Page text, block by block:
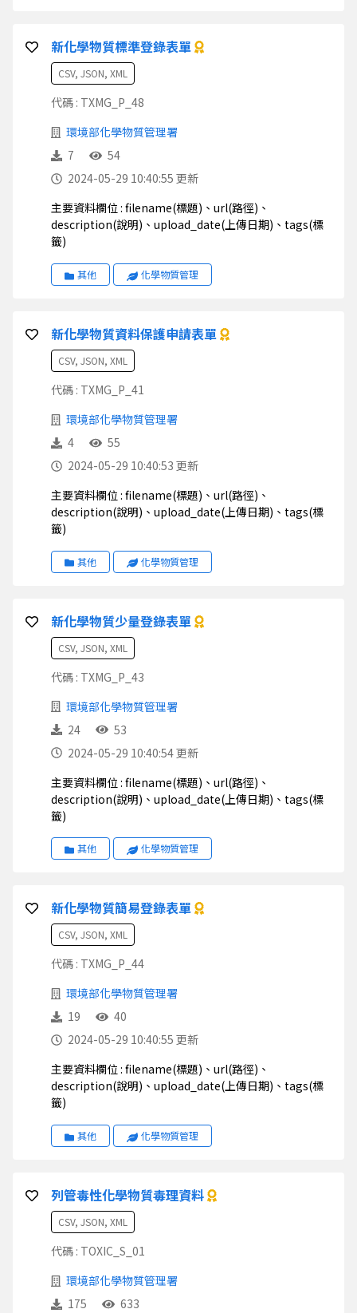
新化學物質標準登錄表單
CSV, JSON, XML
代碼 : TXMG_P_48
環境部化學物質管理署
7
54
2024-05-29 10:40:55 更新
主要資料欄位 : filename(標題)、url(路徑)、
description(說明)、upload_date(上傳日期)、tags(標
籤)
其他 化學物質管理
新化學物質資料保護申請表單
CSV, JSON, XML
代碼 : TXMG_P_41
環境部化學物質管理署
4
55
2024-05-29 10:40:53 更新
主要資料欄位 : filename(標題)、url(路徑)、
description(說明)、upload_date(上傳日期)、tags(標
籤)
其他 化學物質管理
新化學物質少量登錄表單
CSV, JSON, XML
代碼 : TXMG_P_43
環境部化學物質管理署
24
53
2024-05-29 10:40:54 更新
主要資料欄位 : filename(標題)、url(路徑)、
description(說明)、upload_date(上傳日期)、tags(標
籤)
其他 化學物質管理
新化學物質簡易登錄表單
CSV, JSON, XML
代碼 : TXMG_P_44
環境部化學物質管理署
19
40
2024-05-29 10:40:55 更新
主要資料欄位 : filename(標題)、url(路徑)、
description(說明)、upload_date(上傳日期)、tags(標
籤)
其他 化學物質管理
列管毒性化學物質毒理資料
CSV, JSON, XML
代碼 : TOXIC_S_01
環境部化學物質管理署
175
633